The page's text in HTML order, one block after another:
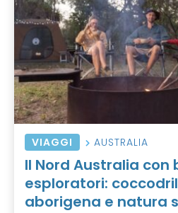
VIAGGI AUSTRALIA
Il Nord Australia con
esploratori:
aborigena e natura